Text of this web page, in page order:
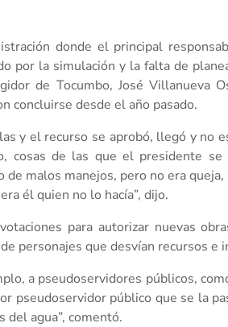
donde el principal
por la simulación y la falta de
de Tocumbo, José Villanueva
concluirse desde el año pasado.
y el recurso se aprobó, llegó y no
cosas de las que el presidente
malos manejos, pero no era
él quien no lo hacía”, dijo.
para autorizar nuevas
personajes que desvían recursos e
a pseudoservidores públicos,
pseudoservidor público que se la
del agua”, comentó.